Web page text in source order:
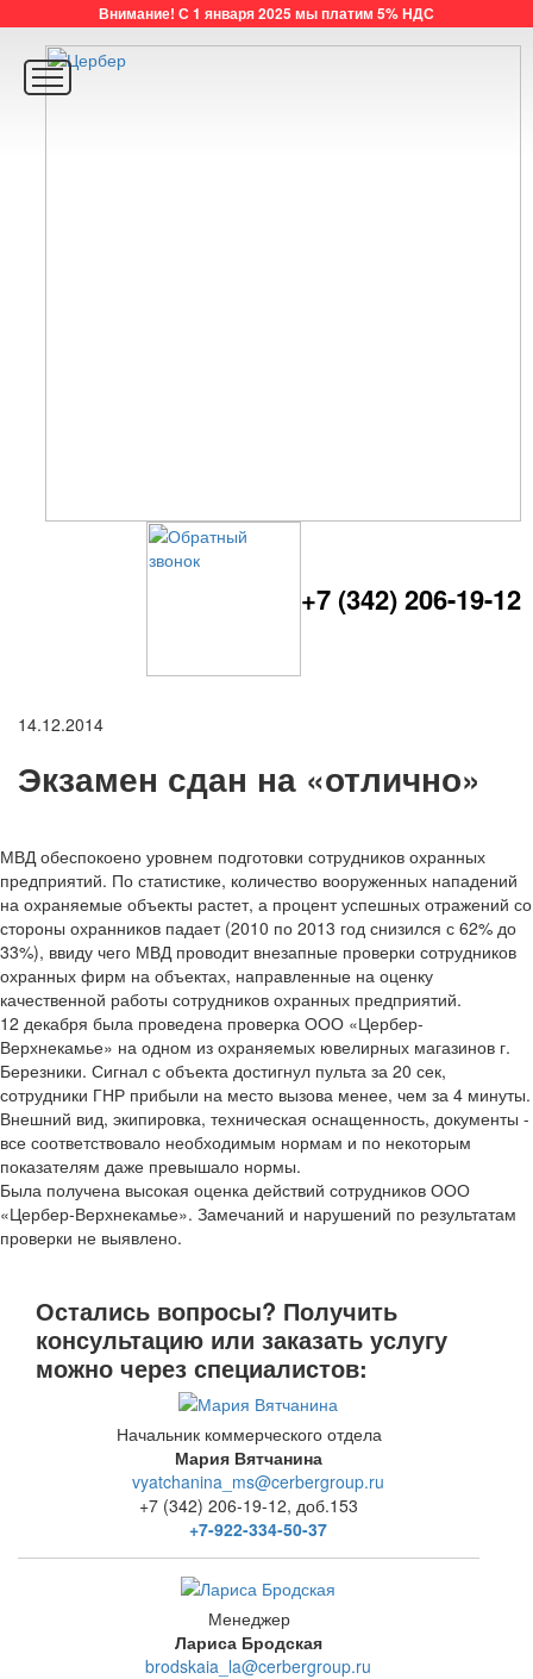
Внимание! С 1 января 2025 мы платим 5% НДС
+7 (342) 206-19-12
14.12.2014
Экзамен сдан на «отлично»
МВД обеспокоено уровнем подготовки сотрудников охранных
предприятий. По статистике, количество вооруженных нападений
на охраняемые объекты растет, а процент успешных отражений со
стороны охранников падает (2010 по 2013 год снизился с 62% до
33%), ввиду чего МВД проводит внезапные проверки сотрудников
охранных фирм на объектах, направленные на оценку
качественной работы сотрудников охранных предприятий.
12 декабря была проведена проверка ООО «Цербер-
Верхнекамье» на одном из охраняемых ювелирных магазинов г.
Березники. Сигнал с объекта достигнул пульта за 20 сек,
сотрудники ГНР прибыли на место вызова менее, чем за 4 минуты.
Внешний вид, экипировка, техническая оснащенность, документы -
все соответствовало необходимым нормам и по некоторым
показателям даже превышало нормы.
Была получена высокая оценка действий сотрудников ООО
«Цербер-Верхнекамье». Замечаний и нарушений по результатам
проверки не выявлено.
Остались вопросы? Получить
консультацию или заказать услугу
можно через специалистов:
Начальник коммерческого отдела
Мария Вятчанина
vyatchanina_ms@cerbergroup.ru
+7 (342) 206-19-12, доб.153
+7-922-334-50-37
Менеджер
Лариса Бродская
brodskaia_la@cerbergroup.ru